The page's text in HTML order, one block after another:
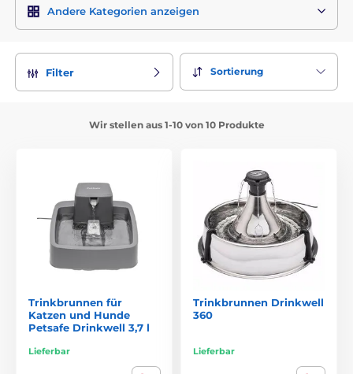
Andere Kategorien anzeigen
Filter Sortierung
Wir stellen aus 1-10 von 10 Produkte
Trinkbrunnen für
Katzen und Hunde
Petsafe Drinkwell 3,7 l
Lieferbar
Trinkbrunnen Drinkwell
360
Lieferbar